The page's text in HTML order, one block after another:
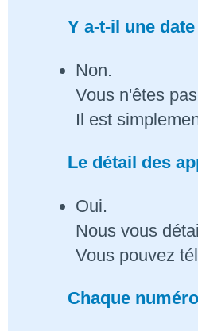
Y a-t-il une
Non.
Vous n'êtes
Il est
Le détail des
Oui.
Nous vous
Vous pouvez
Chaque